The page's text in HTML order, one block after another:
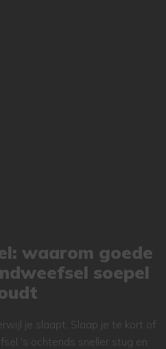
waarom goede
soepel
je slaapt. Slaap je te kort of
's ochtends sneller stug en